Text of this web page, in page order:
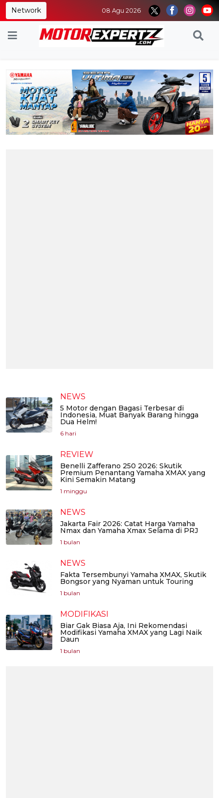
Network 08 Agu 2026
NEWS
5 Motor dengan Bagasi Terbesar di
Indonesia, Muat Banyak Barang hingga
Dua Helm!
6 hari
REVIEW
Benelli Zafferano 250 2026: Skutik
Premium Penantang Yamaha XMAX yang
Kini Semakin Matang
1 minggu
NEWS
Jakarta Fair 2026: Catat Harga Yamaha
Nmax dan Yamaha Xmax Selama di PRJ
1 bulan
NEWS
Fakta Tersembunyi Yamaha XMAX, Skutik
Bongsor yang Nyaman untuk Touring
1 bulan
MODIFIKASI
Biar Gak Biasa Aja, Ini Rekomendasi
Modifikasi Yamaha XMAX yang Lagi Naik
Daun
1 bulan